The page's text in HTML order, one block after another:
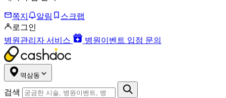
쪽지 알림
스크랩
로그인
병원관리자 서비스
병원이벤트 입점 문의
역삼동
검색